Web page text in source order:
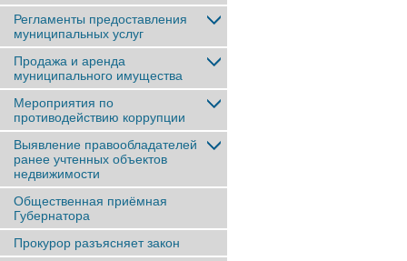
Регламенты предоставления
муниципальных услуг
Продажа и аренда
муниципального имущества
Мероприятия по
противодействию коррупции
Выявление правообладателей
ранее учтенныx объектов
недвижимости
Общественная приёмная
Губернатора
Прокурор разъясняет закон